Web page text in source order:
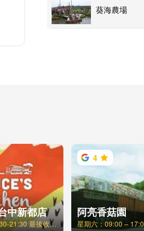
葵海農場
中新都店
週一至週五 / 11:30-21:30 最後收客時間20:30，週六日、例假日 / 11:00-21:30 最後收客時間20:30
4
阿亮香菇園
星期六：09:00 –